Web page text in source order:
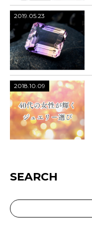
2019.05.23
2018.10.09
SEARCH